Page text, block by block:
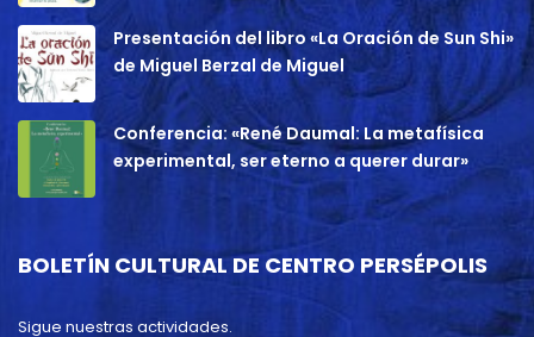
Presentación del libro «La Oración de Sun Shi»
de Miguel Berzal de Miguel
Conferencia: «René Daumal: La metafísica
experimental, ser eterno a querer durar»
BOLETÍN CULTURAL DE CENTRO PERSÉPOLIS
Sigue nuestras actividades.